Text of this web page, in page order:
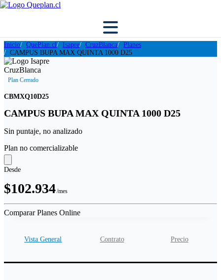
Inicio QuePlan.cl Isapre CruzBlanca
Planes
CAMPUS BUPA MAX QUINTA 1000 D25
Plan Cerrado
CBMXQ10D25
CAMPUS BUPA MAX QUINTA 1000 D25
Sin puntaje, no analizado
Plan no comercializable
Desde
$102.934/mes
Comparar Planes Online
Vista General Contrato Precio